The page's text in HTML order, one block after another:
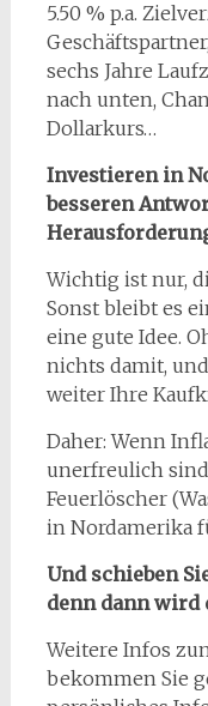
5.50 % p.a.
sechs Jahre
nach unten,
Dollarkurs…
Investieren in
besseren
Wichtig ist nur,
Sonst bleibt es
eine gute Idee.
nichts damit,
weiter Ihre
Daher: Wenn
unerfreulich
Feuerlöscher
in Nordamerika
Und schieben
denn dann wird
Weitere Infos
bekommen Sie